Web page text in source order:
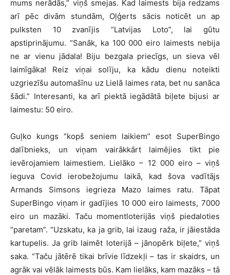
mums nerādās,” viņš smejas. Kad laimests bija redzams
arī pēc divām stundām, Oļģerts sācis noticēt un ap
pulksten 10 zvanījis “Latvijas Loto”, lai gūtu
apstiprinājumu. “Sanāk, ka 100 000 eiro laimests nebija
ne ar vienu jādala! Biju bezgala priecīgs, un sieva vēl
laimīgāka! Reiz viņai solīju, ka kādu dienu noteikti
uzgriezīšu automašīnu uz Lielā laimes rata, bet nu sanāca
šādi.” Interesanti, ka arī piektā iegādātā biļete bijusi ar
laimestu: 50 eiro.
Guļko kungs “kopš seniem laikiem” esot SuperBingo
dalībnieks, un viņam vairākkārt laimējies tikt pie
ievērojamiem laimestiem. Lielāko – 12 000 eiro – viņš
ieguva Covid ierobežojumu laikā, kad šova vadītājs
Armands Simsons iegrieza Mazo laimes ratu. Tāpat
SuperBingo viņam ir gadījies 10 000 eiro laimests, 7000
eiro un mazāki. Taču momentloterijās viņš piedaloties
“paretam”. “Uzskatu, ka ja grib, lai izaug raža, ir jāiestāda
kartupelis. Ja grib laimēt loterijā – jānopērk biļete,” viņš
saka. “Taču jātērē tikai brīvie līdzekļi – tas ir skaidrs, un
agrāk vai vēlāk laimests būs. Kam lielāks, kam mazāks – tā